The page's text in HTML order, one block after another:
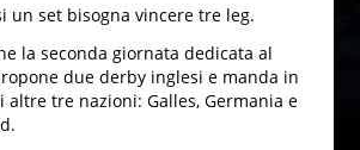
un set bisogna vincere tre leg.
la seconda giornata dedicata al
due derby inglesi e manda in
altre tre nazioni: Galles, Germania e